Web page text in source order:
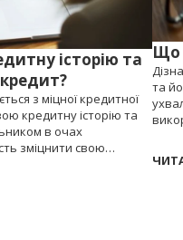
історію та
з міцної кредитної
кредитну історію та
в очах
зміцнити свою
Що
та
та